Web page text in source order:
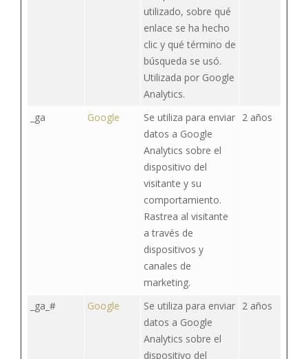
utilizado, sobre qué
enlace se ha hecho
clic y qué término de
búsqueda se usó.
Utilizada por Google
Analytics.
_ga Google
Se utiliza para enviar
datos a Google
Analytics sobre el
dispositivo del
visitante y su
comportamiento.
Rastrea al visitante
a través de
dispositivos y
canales de
marketing.
2 años
_ga_# Google
Se utiliza para enviar
datos a Google
Analytics sobre el
dispositivo del
2 años